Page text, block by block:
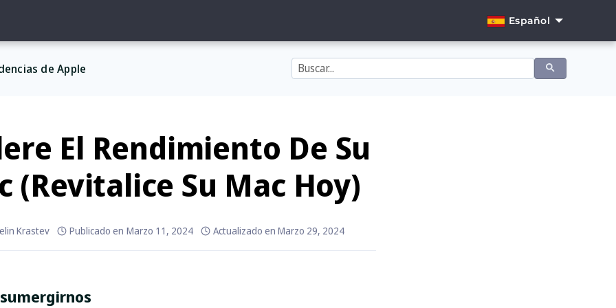
Español
English
de Apple
El Rendimiento De Su
(Revitalice Su Mac Hoy)
Krastev Publicado en Marzo 11, 2024 Actualizado en Marzo 29, 2024